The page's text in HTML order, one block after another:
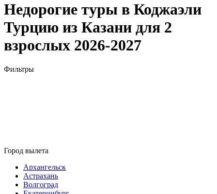
Недорогие туры в Коджаэли
Турцию из Казани для 2
взрослых 2026-2027
Фильтры
Город вылета
Архангельск
Астрахань
Волгоград